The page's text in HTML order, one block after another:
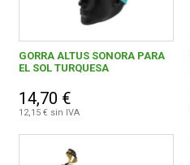
GORRA ALTUS SONORA PARA
EL SOL TURQUESA
14,70 €
12,15 € sin IVA